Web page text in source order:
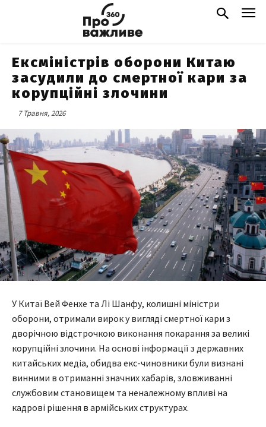
Ексміністрів оборони Китаю
засудили до смертної кари за
корупційні злочини
7 Травня, 2026
У Китаї Вей Фенхе та Лі Шанфу, колишні міністри
оборони, отримали вирок у вигляді смертної кари з
дворічною відстрочкою виконання покарання за великі
корупційні злочини. На основі інформації з державних
китайських медіа, обидва екс-чиновники були визнані
винними в отриманні значних хабарів, зловживанні
службовим становищем та неналежному впливі на
кадрові рішення в армійських структурах.